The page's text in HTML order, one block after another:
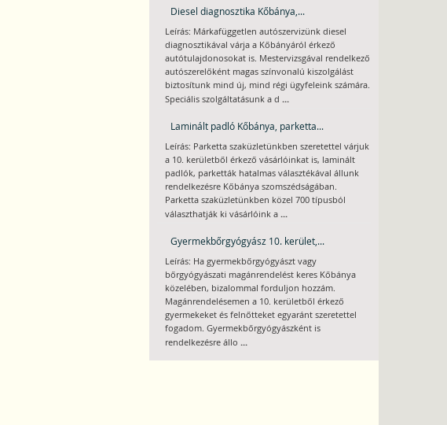
Diesel diagnosztika Kőbánya,...
Leírás: Márkafüggetlen autószervizünk diesel
diagnosztikával várja a Kőbányáról érkező
autótulajdonosokat is. Mestervizsgával rendelkező
autószerelőként magas színvonalú kiszolgálást
biztosítunk mind új, mind régi ügyfeleink számára.
Speciális szolgáltatásunk a d ...
Laminált padló Kőbánya, parketta...
Leírás: Parketta szaküzletünkben szeretettel várjuk
a 10. kerületből érkező vásárlóinkat is, laminált
padlók, parketták hatalmas választékával állunk
rendelkezésre Kőbánya szomszédságában.
Parketta szaküzletünkben közel 700 típusból
választhatják ki vásárlóink a ...
Gyermekbőrgyógyász 10. kerület,...
Leírás: Ha gyermekbőrgyógyászt vagy
bőrgyógyászati magánrendelést keres Kőbánya
közelében, bizalommal forduljon hozzám.
Magánrendelésemen a 10. kerületből érkező
gyermekeket és felnőtteket egyaránt szeretettel
fogadom. Gyermekbőrgyógyászként is
rendelkezésre állo ...